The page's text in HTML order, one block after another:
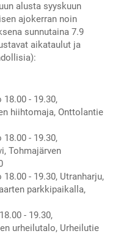
alusta syyskuun
ajokerran noin
sunnutaina 7.9
aikataulut ja
- 19.30,
hiihtomaja, Onttolantie
- 19.30,
Tohmajärven
- 19.30, Utranharju,
parkkipaikalla,
- 19.30,
urheilutalo, Urheilutie